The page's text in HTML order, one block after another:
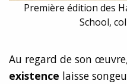
Première édition des
School,
Au regard de son
existence laisse